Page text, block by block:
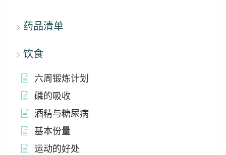
药品清单
饮食
六周锻炼计划
磷的吸收
酒精与糖尿病
基本份量
运动的好处